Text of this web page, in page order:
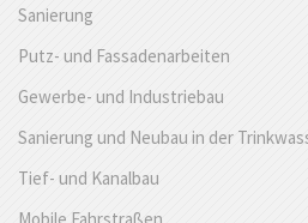
Sanierung
Putz- und Fassadenarbeiten
Gewerbe- und Industriebau
Sanierung und Neubau in der
Tief- und Kanalbau
Mobile Fahrstraßen